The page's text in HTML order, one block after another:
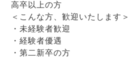
高卒以上の方
＜こんな方、歓迎いたします＞
・未経験者歓迎
・経験者優遇
・第二新卒の方